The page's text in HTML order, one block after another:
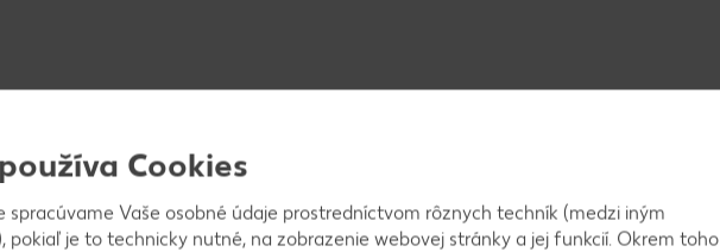
Cookies
spracúvame Vaše osobné údaje prostredníctvom rôznych techník (medzi iným
pokiaľ je to technicky nutné, na zobrazenie webovej stránky a jej funkcií. Okrem toho